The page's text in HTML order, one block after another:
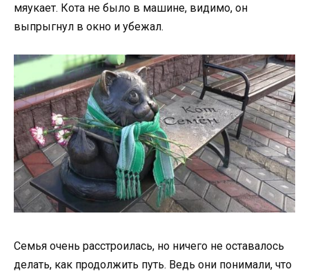
мяукает. Кота не было в машине, видимо, он
выпрыгнул в окно и убежал.
Семья очень расстроилась, но ничего не оставалось
делать, как продолжить путь. Ведь они понимали, что